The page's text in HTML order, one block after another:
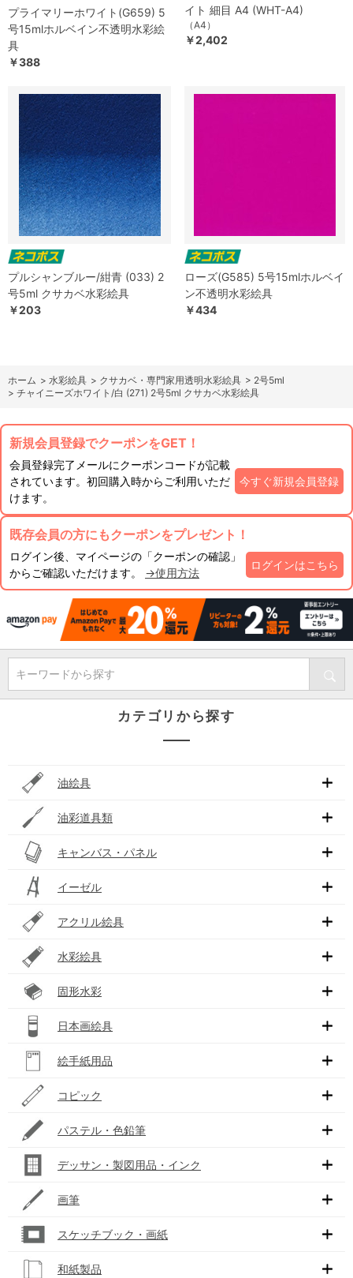
プライマリーホワイト(G659) 5
号15mlホルベイン不透明水彩絵
具
￥388
イト 細目 A4 (WHT-A4)
（A4）
￥2,402
プルシャンブルー/紺青 (033) 2
号5ml クサカベ水彩絵具
￥203
ローズ(G585) 5号15mlホルベイ
ン不透明水彩絵具
￥434
ホーム > 水彩絵具 > クサカベ・専門家用透明水彩絵具 > 2号5ml
> チャイニーズホワイト/白 (271) 2号5ml クサカベ水彩絵具
新規会員登録でクーポンをGET！
会員登録完了メールにクーポンコードが記載
されています。初回購入時からご利用いただ
けます。
今すぐ新規会員登録
既存会員の方にもクーポンをプレゼント！
ログイン後、マイページの「クーポンの確認」
からご確認いただけます。 →使用方法
ログインはこちら
キーワードから探す
カテゴリから探す
油絵具
油彩道具類
キャンバス・パネル
イーゼル
アクリル絵具
水彩絵具
固形水彩
日本画絵具
絵手紙用品
コピック
パステル・色鉛筆
デッサン・製図用品・インク
画筆
スケッチブック・画紙
和紙製品